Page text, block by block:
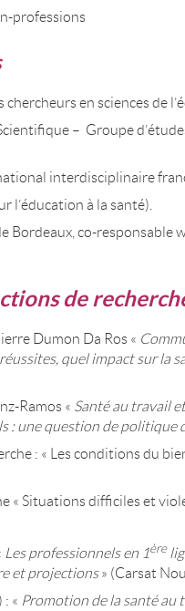
professions
en sciences de
– Groupe
interdisciplinaire
l’éducation à la santé).
Bordeaux, co-responsable
de
Dumon Da Ros «
quel impact sur la
Ramos « Santé au travail
: une question de politique
: « Les conditions du
« Situations difficiles et
Les professionnels en 1ère
et projections» (Carsat
« Promotion de la santé au